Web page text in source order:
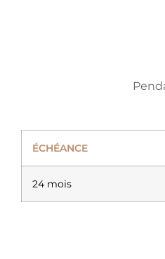
ÉCHÉANCE
24 mois